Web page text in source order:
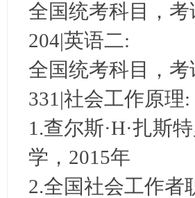
全国统考科目，
204|英语二:
全国统考科目，
331|社会工作原理:
1.查尔斯·H·扎斯
学，2015年
2.全国社会工作者